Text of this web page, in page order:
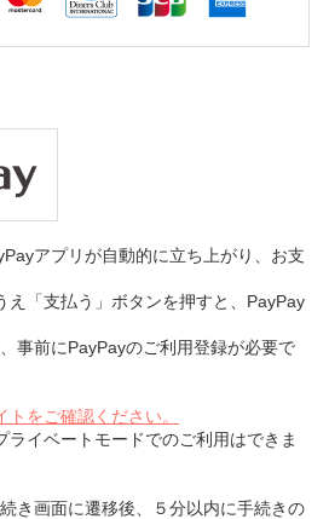
アプリが自動的に立ち上がり、お支
え「支払う」ボタンを押すと、PayPay
事前にPayPayのご利用登録が必要で
をご確認ください。
ライベートモードでのご利用はできま
き画面に遷移後、５分以内に手続きの